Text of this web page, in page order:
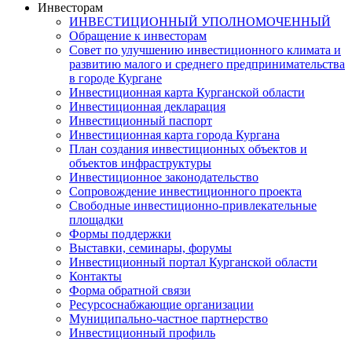
Инвесторам
ИНВЕСТИЦИОННЫЙ УПОЛНОМОЧЕННЫЙ
Обращение к инвесторам
Совет по улучшению инвестиционного климата и
развитию малого и среднего предпринимательства
в городе Кургане
Инвестиционная карта Курганской области
Инвестиционная декларация
Инвестиционный паспорт
Инвестиционная карта города Кургана
План создания инвестиционных объектов и
объектов инфраструктуры
Инвестиционное законодательство
Сопровождение инвестиционного проекта
Свободные инвестиционно-привлекательные
площадки
Формы поддержки
Выставки, семинары, форумы
Инвестиционный портал Курганской области
Контакты
Форма обратной связи
Ресурсоснабжающие организации
Муниципально-частное партнерство
Инвестиционный профиль